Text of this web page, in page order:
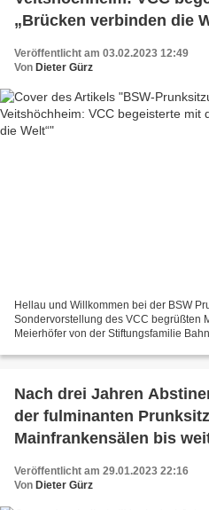
„Brücken verbinden die
Veröffentlicht am 03.02.2023 12:49
Von Dieter Gürz
Hellau und Willkommen bei der BSW
Sondervorstellung des VCC begrüßten
Meierhöfer von der Stiftungsfamilie
Nach drei Jahren
der fulminanten Prunksitzung
Mainfrankensälen bis
Veröffentlicht am 29.01.2023 22:16
Von Dieter Gürz